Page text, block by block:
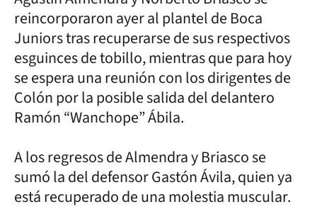
reincorporaron ayer al plantel de Boca
Juniors tras recuperarse de sus respectivos
esguinces de tobillo, mientras que para hoy
se espera una reunión con los dirigentes de
Colón por la posible salida del delantero
Ramón “Wanchope” Ábila.
A los regresos de Almendra y Briasco se
sumó la del defensor Gastón Ávila, quien ya
está recuperado de una molestia muscular.